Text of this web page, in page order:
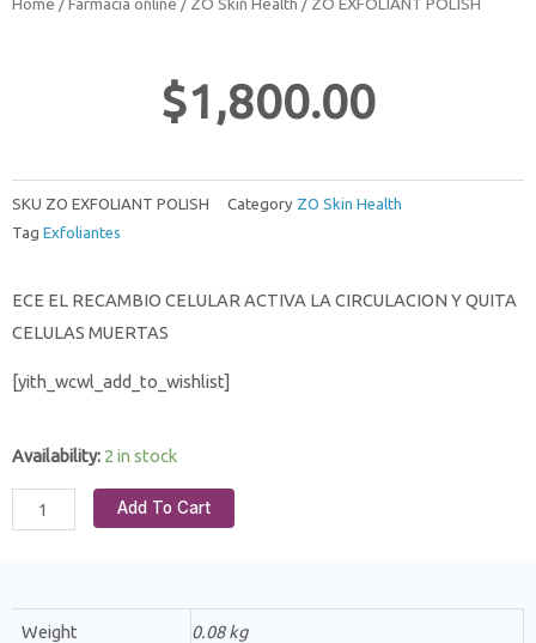
$1,800.00
SKU ZO EXFOLIANT POLISH Category ZO Skin Health
Tag Exfoliantes
ECE EL RECAMBIO CELULAR ACTIVA LA CIRCULACION Y QUITA
CELULAS MUERTAS
[yith_wcwl_add_to_wishlist]
Availability: 2 in stock
Add To Cart
Weight 0.08 kg